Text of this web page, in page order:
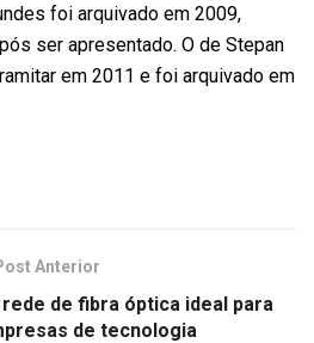
foi arquivado em 2009,
ser apresentado. O de Stepan
em 2011 e foi arquivado em
Anterior
de fibra óptica ideal para
de tecnologia